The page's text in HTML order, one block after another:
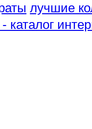
лучшие
каталог